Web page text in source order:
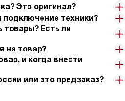
Это оригинал?
подключение техники?
товары? Есть ли
на товар?
и когда внести
или это предзаказ?